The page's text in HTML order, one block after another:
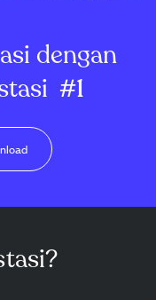
dengan
#1